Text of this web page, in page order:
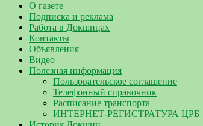
О газете
Подписка и реклама
Работа в Докшицах
Контакты
Объявления
Видео
Полезная информация
Пользовательское соглашение
Телефонный справочник
Расписание транспорта
ИНТЕРНЕТ-РЕГИСТРАТУРА ЦРБ